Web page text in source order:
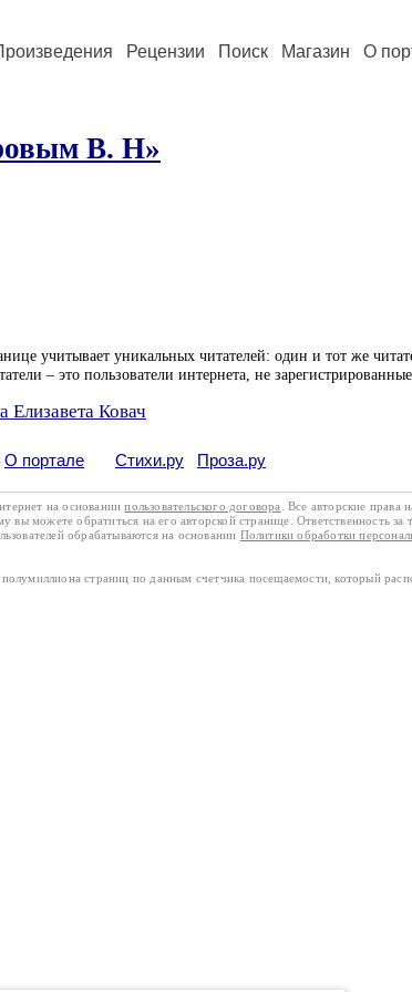
Рецензии Поиск Магазин О
В. Н»
учитывает уникальных читателей: один и тот же
– это пользователи интернета, не
Елизавета Ковач
О портале Стихи.ру Проза.ру
на основаниипользовательского договора
. Все авторские права
вы можете обратиться на его авторской странице. Ответственность за
обрабатываются на основании Политики обработки
страниц по данным счетчика посещаемости, который